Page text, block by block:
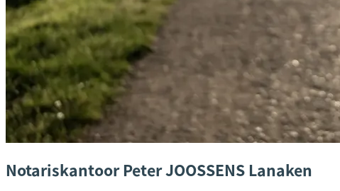
Notariskantoor Peter JOOSSENS Lanaken